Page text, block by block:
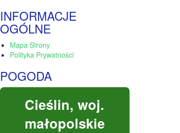
INFORMACJE
OGÓLNE
Mapa Strony
Polityka Prywatności
POGODA
Cieślin, woj.
małopolskie